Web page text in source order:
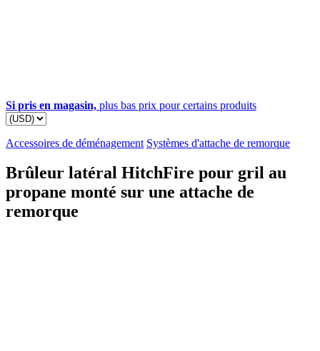
Si pris en magasin, plus bas prix pour certains produits
Accessoires de déménagement Systèmes d'attache de remorque
Brûleur latéral HitchFire pour gril au
propane monté sur une attache de
remorque